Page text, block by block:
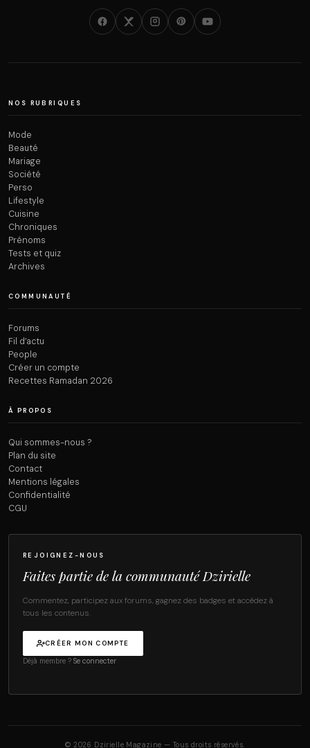
NOS RUBRIQUES
Mode
Beauté
Mariage
Société
Perso
Lifestyle
Cuisine
Chroniques
Prénoms
Tests et quiz
Archives
COMMUNAUTÉ
Forums
Fil d’actu
People
Créer un compte
Recettes Ramadan 2026
À PROPOS
Qui sommes-nous ?
Plan du site
Contact
Mentions légales
Confidentialité
CGU
REJOIGNEZ-NOUS
Faites partie de la communauté Dzirielle
Commentez, participez aux forums, gagnez des badges et accédez à
tous les contenus.
CRÉER MON COMPTE
Déjà membre ? Se connecter
© 2026 Dzirielle Magazine — Tous droits réservés.